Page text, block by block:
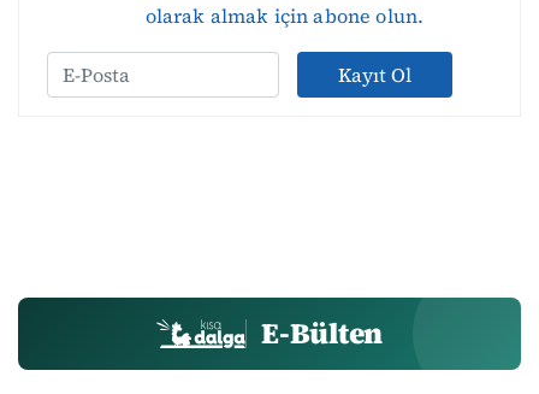
olarak almak için abone olun.
Kayıt Ol
E-Bülten